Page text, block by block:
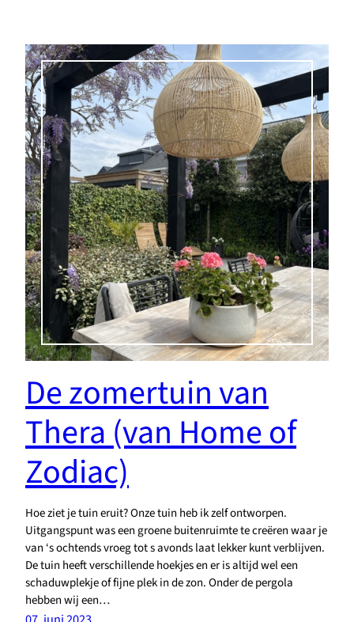
De zomertuin van
Thera (van Home of
Zodiac)
Hoe ziet je tuin eruit? Onze tuin heb ik zelf ontworpen.
Uitgangspunt was een groene buitenruimte te creëren waar je
van ‘s ochtends vroeg tot s avonds laat lekker kunt verblijven.
De tuin heeft verschillende hoekjes en er is altijd wel een
schaduwplekje of fijne plek in de zon. Onder de pergola
hebben wij een…